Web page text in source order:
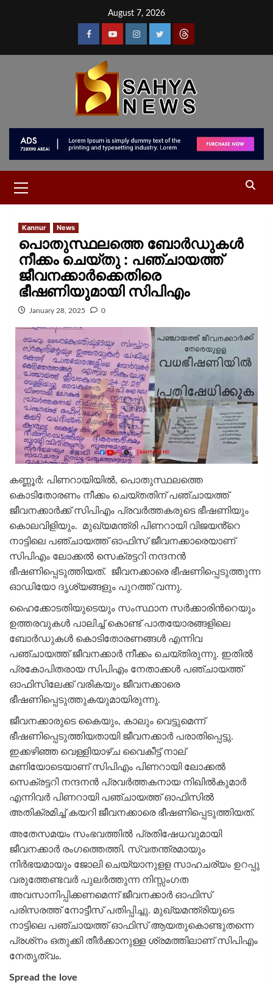
August 7, 2026
Kannur News
പൊതുസ്ഥലത്തെ ബോർഡുകൾ
നീക്കം ചെയ്തു : പഞ്ചായത്ത്
ജീവനക്കാർക്കെതിരെ
ഭീഷണിയുമായി സിപിഎം
January 28, 2025 0
കണ്ണൂർ: പിണറായിയിൽ, പൊതുസ്ഥലത്തെ
കൊടിതോരണം നീക്കം ചെയ്‌തതിന് പഞ്ചായത്ത്
ജീവനക്കാർക്ക് സിപിഎം പ്രവർത്തകരുടെ ഭീഷണിയും
കൊലവിളിയും. മുഖ്യമന്ത്രി പിണറായി വിജയൻ്റെ
നാട്ടിലെ പഞ്ചായത്ത് ഓഫിസ് ജീവനക്കാരെയാണ്
സിപിഎം ലോക്കൽ സെക്രട്ടറി നന്ദനൻ
ഭീഷണിപ്പെടുത്തിയത്. ജീവനക്കാരെ ഭീഷണിപ്പെടുത്തുന്ന
ഓഡിയോ ദൃശ്യങ്ങളും പുറത്ത് വന്നു.
ഹൈക്കോടതിയുടെയും സംസ്ഥാന സർക്കാരിന്‍റെയും
ഉത്തരവുകൾ പാലിച്ച് കൊണ്ട് പാതയോരങ്ങളിലെ
ബോർഡുകൾ കൊടിതോരണങ്ങൾ എന്നിവ
പഞ്ചായത്ത് ജീവനക്കാർ നീക്കം ചെയ്‌തിരുന്നു. ഇതിൽ
പ്രകോപിതരായ സിപിഎം നേതാക്കൾ പഞ്ചായത്ത്
ഓഫിസിലേക്ക് വരികയും ജീവനക്കാരെ
ഭീഷണിപ്പെടുത്തുകയുമായിരുന്നു.
ജീവനക്കാരുടെ കൈയും, കാലും വെട്ടുമെന്ന്
ഭീഷണിപ്പെടുത്തിയതായി ജീവനക്കാർ പരാതിപ്പെട്ടു.
ഇക്കഴിഞ്ഞ വെള്ളിയാഴ്‌ച വൈകീട്ട് നാല്
മണിയോടെയാണ് സിപിഎം പിണറായി ലോക്കൽ
സെക്രട്ടറി നന്ദനൻ പ്രവർത്തകനായ നിഖിൽകുമാർ
എന്നിവർ പിണറായി പഞ്ചായത്ത് ഓഫിസിൽ
അതിക്രമിച്ച് കയറി ജീവനക്കാരെ ഭീഷണിപ്പെടുത്തിയത്.
അതേസമയം സംഭവത്തിൽ പ്രതിഷേധവുമായി
ജീവനക്കാർ രംഗത്തെത്തി. സ്വതന്ത്രമായും
നിർഭയമായും ജോലി ചെയ്യാനുളള സാഹചര്യം ഉറപ്പു
വരുത്തേണ്ടവർ പുലർത്തുന്ന നിസ്സംഗ‌ത
അവസാനിപ്പിക്കണമെന്ന് ജീവനക്കാർ ഓഫിസ്
പരിസരത്ത് നോട്ടീസ് പതിപ്പിച്ചു. മുഖ്യമന്ത്രിയുടെ
നാട്ടിലെ പഞ്ചായത്ത് ഓഫിസ് ആയതുകൊണ്ടുതന്നെ
പ്രശ്‌നം ഒതുക്കി തീർക്കാനുള്ള ശ്രമത്തിലാണ് സിപിഎം
നേതൃത്വം.
Spread the love